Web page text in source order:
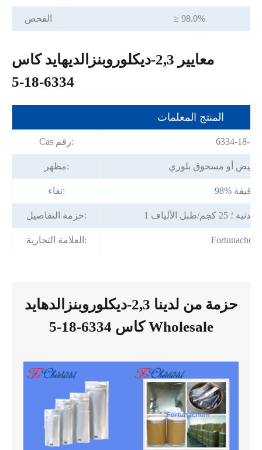
الفحص ≥ 98.0%
معايير 2,3-ديكلوروبنزالديهايد كاس
6334-18-5
المنتج المعلمات
Cas رقم: 6334-18-5
مظهر: الأبيض أو مسحوق بلوري
نقاء: 98% دقيقة
حزمة التفاصيل: طبل الألياف
العلامة التجارية: Fortunachem
حزمة من لدينا 2,3-ديكلوروبنزالدهايد
كاس 6334-18-5 Wholesale